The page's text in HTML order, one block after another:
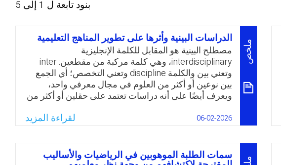
بنود تابعة ل 1 إلى 5
ملخص
الدراسات البينية وأثرها على تطوير المناهج التعليمية
مصطلح البينية هو المقابل للكلمة الإنجليزية
interdisciplinary، وهي كلمة مركبة من مقطعين: inter
وتعني بين والكلمة discipline وتعني التخصص؛ أي الجمع
بين نوعين أو أكثر من العلوم في مجال معرفي واحد،
ويعرف أيضًا على أنه دراسات تعتمد على حقلين أو أكثر من
عن بعض الأسئلة، أو حل بعض المشاكل، أو معالجة موضوع
واسع جدًّا أو معقد أو يصعب التعامل معه بشكل كاف عن
طريق نظام أو تخصص واحد، ويعرف الباحث البينية إجرائيًا
على أنها مجموعة من التخصصات، يتم استخدام المعرفة
06-02-2026 لقراءة المزيد
سمات الطلبة الموهوبين في الرياضيات والأساليب